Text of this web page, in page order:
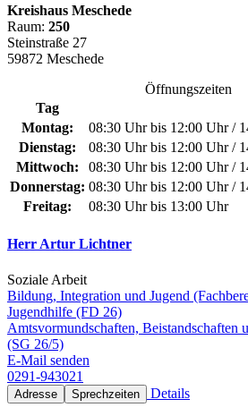
Kreishaus Meschede
Raum: 250
Steinstraße 27
59872 Meschede
Öffnungszeiten
Tag
Montag:
08:30 Uhr bis 12:00 Uhr /
Dienstag:
08:30 Uhr bis 12:00 Uhr /
Mittwoch:
08:30 Uhr bis 12:00 Uhr /
Donnerstag: 08:30 Uhr bis 12:00 Uhr /
Freitag:
08:30 Uhr bis 13:00 Uhr
Herr Artur Lichtner
Soziale Arbeit
Bildung, Integration und Jugend
Jugendhilfe (FD 26)
Amtsvormundschaften, Beistandschaften
(SG 26/5)
E-Mail senden
0291-943021
Adresse Sprechzeiten Details